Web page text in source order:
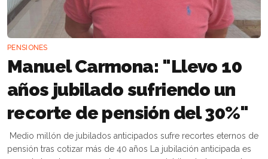
PENSIONES
Manuel Carmona: "Llevo 10
años jubilado sufriendo un
recorte de pensión del 30%"
Medio millón de jubilados anticipados sufre recortes eternos de
pensión tras cotizar más de 40 años La jubilación anticipada es